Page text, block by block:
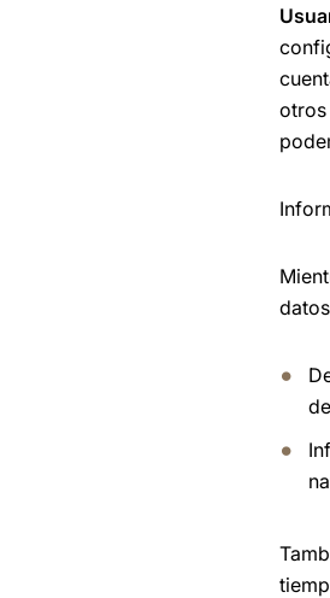
otros